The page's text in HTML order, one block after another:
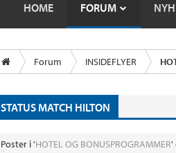
HOME FORUM
Forum INSIDEFLYER
STATUS MATCH HILTON
Poster i 'HOTEL OG BONUSPROGRAMMER'